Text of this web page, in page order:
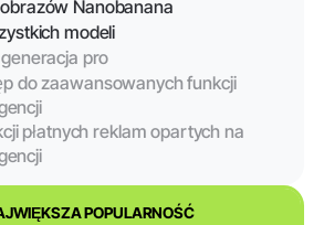
Nanobanana
modeli
pro
do zaawansowanych funkcji
płatnych reklam opartych na
POPULARNOŚĆ